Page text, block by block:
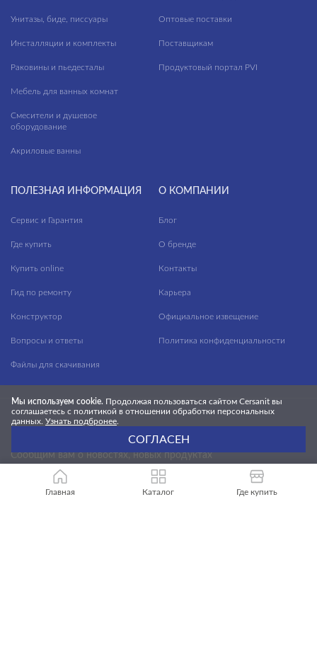
Унитазы, биде, писсуары
Инсталляции и комплекты
Раковины и пьедесталы
Мебель для ванных комнат
Смесители и душевое
оборудование
Акриловые ванны
Оптовые поставки
Поставщикам
Продуктовый портал PVI
ПОЛЕЗНАЯ ИНФОРМАЦИЯ
Сервис и Гарантия
Где купить
Купить online
Гид по ремонту
Конструктор
Вопросы и ответы
Файлы для скачивания
О КОМПАНИИ
Блог
О бренде
Контакты
Карьера
Официальное извещение
Политика конфиденциальности
БУДЬ В КУРСЕ НОВОСТЕЙ CERSANIT!
Cообщим вам о новостях, новых продуктах
и выгодных предложениях
Мы используем cookie. Продолжая пользоваться сайтом Cersanit вы
соглашаетесь с политикой в отношении обработки персональных
данных. Узнать подбронее
СОГЛАСЕН
Главная Каталог Где купить